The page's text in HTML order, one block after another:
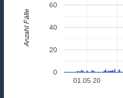
01.05.20
0
20
40
60
Anzahl Fälle